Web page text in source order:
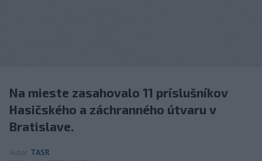
Na mieste zasahovalo 11 príslušníkov
Hasičského a záchranného útvaru v
Bratislave.
Autor TASR